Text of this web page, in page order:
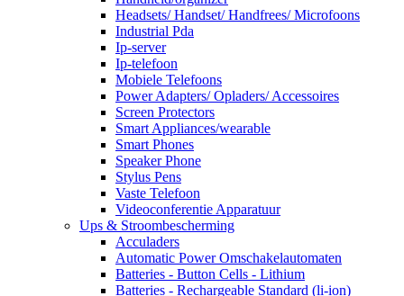
Headsets/ Handset/ Handfrees/ Microfoons
Industrial Pda
Ip-server
Ip-telefoon
Mobiele Telefoons
Power Adapters/ Opladers/ Accessoires
Screen Protectors
Smart Appliances/wearable
Smart Phones
Speaker Phone
Stylus Pens
Vaste Telefoon
Videoconferentie Apparatuur
Ups & Stroombescherming
Acculaders
Automatic Power Omschakelautomaten
Batteries - Button Cells - Lithium
Batteries - Rechargeable Standard (li-ion)